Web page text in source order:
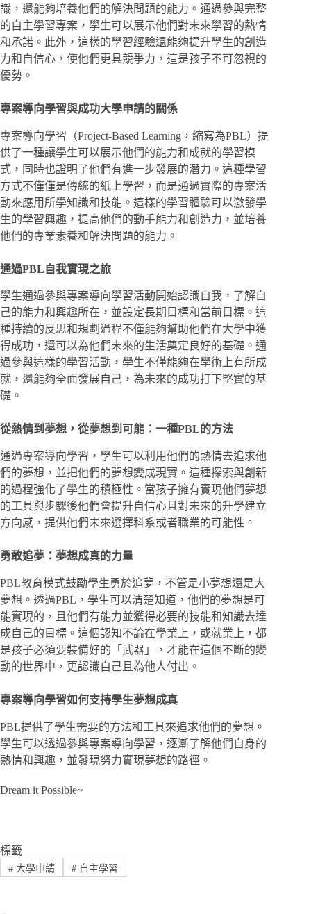
識，還能夠培養他們的解決問題的能力。通過參與完整
的自主學習專案，學生可以展示他們對未來學習的熱情
和承諾。此外，這樣的學習經驗還能夠提升學生的創造
力和自信心，使他們更具競爭力，這是孩子不可忽視的
優勢。
專案導向學習與成功大學申請的關係
專案導向學習（Project-Based Learning，縮寫為PBL）提
供了一種讓學生可以展示他們的能力和成就的學習模
式，同時也證明了他們有進一步發展的潛力。這種學習
方式不僅僅是傳統的紙上學習，而是通過實際的專案活
動來應用所學知識和技能。這樣的學習體驗可以激發學
生的學習興趣，提高他們的動手能力和創造力，並培養
他們的專業素養和解決問題的能力。
通過PBL自我實現之旅
學生通過參與專案導向學習活動開始認識自我，了解自
己的能力和興趣所在，並設定長期目標和當前目標。這
種持續的反思和規劃過程不僅能夠幫助他們在大學中獲
得成功，還可以為他們未來的生活奠定良好的基礎。通
過參與這樣的學習活動，學生不僅能夠在學術上有所成
就，還能夠全面發展自己，為未來的成功打下堅實的基
礎。
從熱情到夢想，從夢想到可能：一種PBL的方法
通過專案導向學習，學生可以利用他們的熱情去追求他
們的夢想，並把他們的夢想變成現實。這種探索與創新
的過程強化了學生的積極性。當孩子擁有實現他們夢想
的工具與步驟後他們會提升自信心且對未來的升學建立
方向感，提供他們未來選擇科系或者職業的可能性。
勇敢追夢：夢想成真的力量
PBL教育模式鼓勵學生勇於追夢，不管是小夢想還是大
夢想。透過PBL，學生可以清楚知道，他們的夢想是可
能實現的，且他們有能力並獲得必要的技能和知識去達
成自己的目標。這個認知不論在學業上，或就業上，都
是孩子必須要裝備好的「武器」，才能在這個不斷的變
動的世界中，更認識自己且為他人付出。
專案導向學習如何支持學生夢想成真
PBL提供了學生需要的方法和工具來追求他們的夢想。
學生可以透過參與專案導向學習，逐漸了解他們自身的
熱情和興趣，並發現努力實現夢想的路徑。
Dream it Possible~
標籤
#大學申請 #自主學習